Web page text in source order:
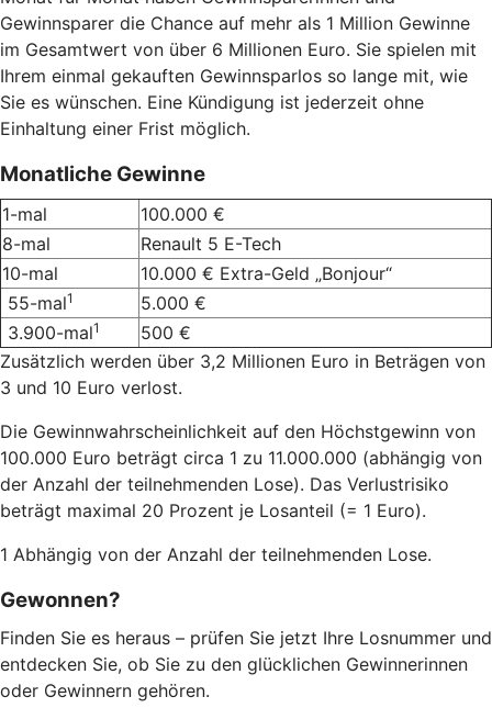
Gewinnsparer die Chance auf mehr als 1 Million Gewinne
im Gesamtwert von über 6 Millionen Euro. Sie spielen mit
Ihrem einmal gekauften Gewinnsparlos so lange mit, wie
Sie es wünschen. Eine Kündigung ist jederzeit ohne
Einhaltung einer Frist möglich.
Monatliche Gewinne
1-mal
100.000 €
8-mal
Renault 5 E-Tech
10-mal
10.000 € Extra-Geld „Bonjour“
55-mal1
5.000 €
3.900-mal1
500 €
Zusätzlich werden über 3,2 Millionen Euro in Beträgen von
3 und 10 Euro verlost.
Die Gewinnwahrscheinlichkeit auf den Höchstgewinn von
100.000 Euro beträgt circa 1 zu 11.000.000 (abhängig von
der Anzahl der teilnehmenden Lose). Das Verlustrisiko
beträgt maximal 20 Prozent je Losanteil (= 1 Euro).
1 Abhängig von der Anzahl der teilnehmenden Lose.
Gewonnen?
Finden Sie es heraus – prüfen Sie jetzt Ihre Losnummer und
entdecken Sie, ob Sie zu den glücklichen Gewinnerinnen
oder Gewinnern gehören.